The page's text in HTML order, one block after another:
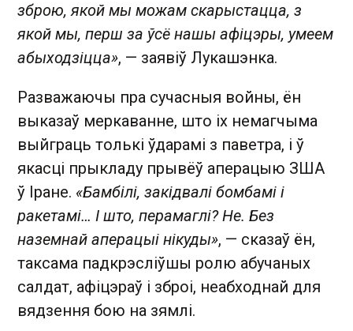
зброю, якой мы можам скарыстацца, з
якой мы, перш за ўсё нашы афіцэры, умеем
абыходзіцца», — заявіў Лукашэнка.
Разважаючы пра сучасныя войны, ён
выказаў меркаванне, што іх немагчыма
выйграць толькі ўдарамі з паветра, і ў
якасці прыкладу прывёў аперацыю ЗША
ў Іране. «Бамбілі, закідвалі бомбамі і
ракетамі… І што, перамаглі? Не. Без
наземнай аперацыі нікуды», — сказаў ён,
таксама падкрэсліўшы ролю абучаных
салдат, афіцэраў і зброі, неабходнай для
вядзення бою на зямлі.